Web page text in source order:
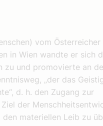
vom Österreicher
in Wien wandte er sich
zu und promovierte an
„der das
d. h. den Zugang zur
der
materiellen Leib zu